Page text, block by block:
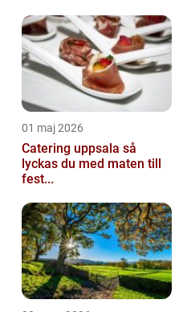
01 maj 2026
Catering uppsala så
lyckas du med maten till
fest...